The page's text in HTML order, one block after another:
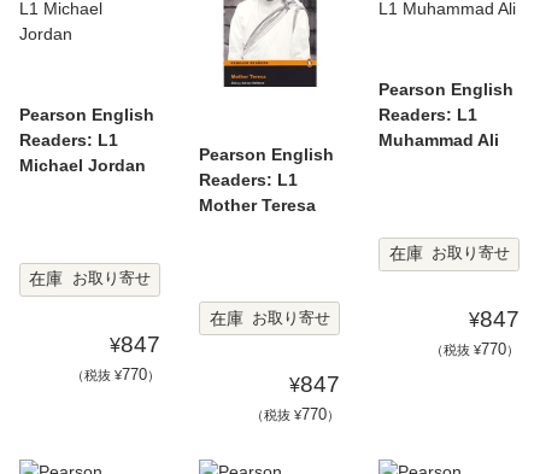
Pearson English
Readers: L1
Michael Jordan
在庫 お取り寄せ
¥847
（税抜 ¥770）
Pearson English
Readers: L1
Mother Teresa
在庫 お取り寄せ
¥847
（税抜 ¥770）
Pearson English
Readers: L1
Muhammad Ali
在庫 お取り寄せ
¥847
（税抜 ¥770）